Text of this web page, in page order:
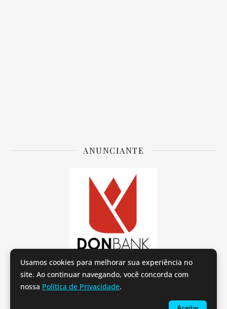
ANUNCIANTE
Usamos cookies para melhorar sua experiência no
site. Ao continuar navegando, você concorda com
nossa Política de Privacidade.